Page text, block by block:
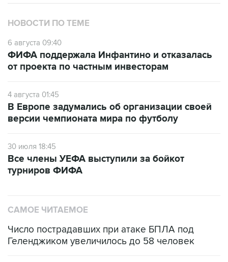
НОВОСТИ ПО ТЕМЕ
6 августа 09:40
ФИФА поддержала Инфантино и отказалась
от проекта по частным инвесторам
4 августа 01:45
В Европе задумались об организации своей
версии чемпионата мира по футболу
30 июля 18:45
Все члены УЕФА выступили за бойкот
турниров ФИФА
САМОЕ ЧИТАЕМОЕ
Число пострадавших при атаке БПЛА под
Геленджиком увеличилось до 58 человек